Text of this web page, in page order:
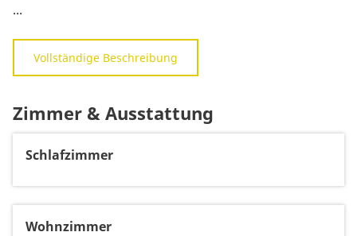
...
Vollständige Beschreibung
Zimmer & Ausstattung
Schlafzimmer
Wohnzimmer